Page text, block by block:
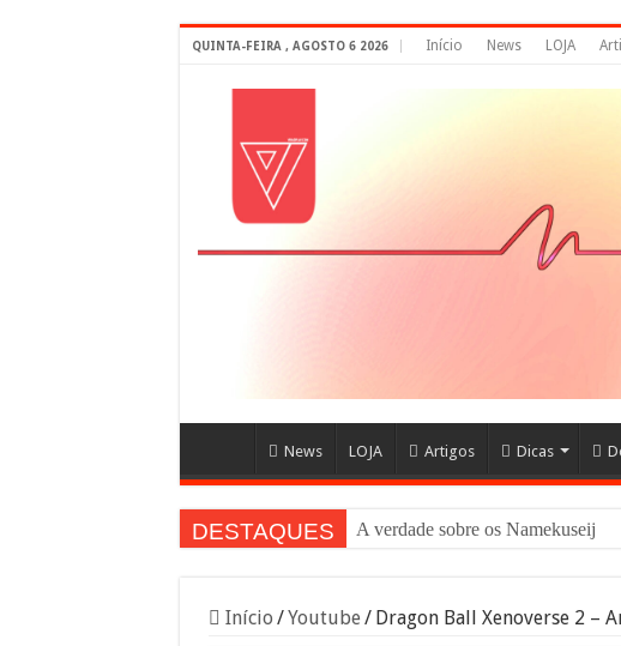
QUINTA-FEIRA , AGOSTO 6 2026 Início News LOJA
News LOJA Artigos Dicas
DESTAQUES A verdade sobre os
Início /Youtube / Dragon Ball Xenoverse 2 –